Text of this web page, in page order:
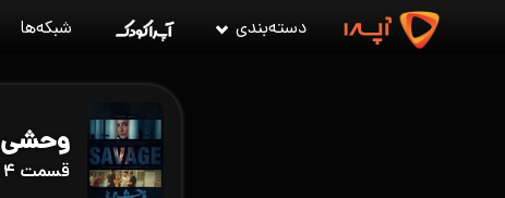
دسته‌بندی شبکه‌ها
وحشی
قسمت ۴ وحشی